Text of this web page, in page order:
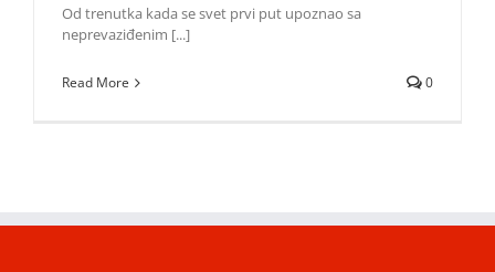
Od trenutka kada se svet prvi put upoznao sa
neprevaziđenim [...]
Read More 0